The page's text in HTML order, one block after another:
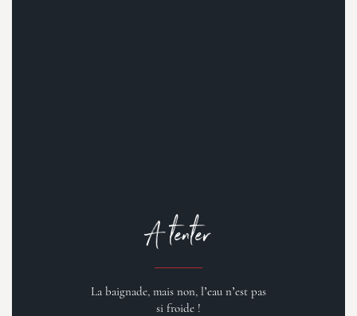
A tenter
La baignade, mais non, l’eau n’est pas
si froide !